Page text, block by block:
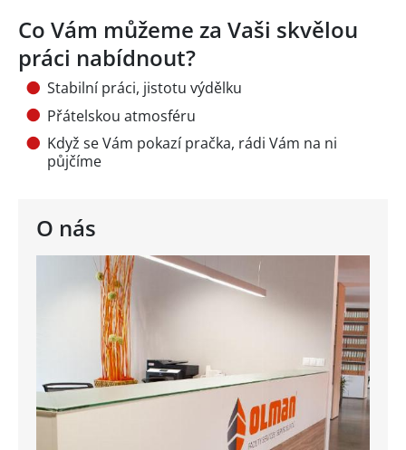
O nás
Co Vám můžeme za Vaši skvělou
práci nabídnout?
Stabilní práci, jistotu výdělku
Přátelskou atmosféru
Když se Vám pokazí pračka, rádi Vám na ni
půjčíme